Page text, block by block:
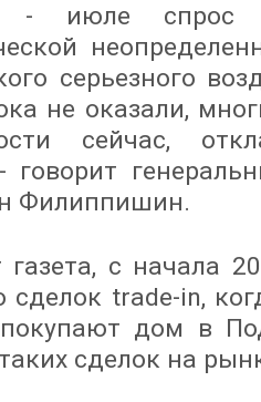
июле спрос
серьезного
не оказали,
сейчас,
говорит
Филиппишин.
с начала
сделок trade-in,
дом в
сделок на